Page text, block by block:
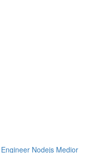
Nodejs Medior